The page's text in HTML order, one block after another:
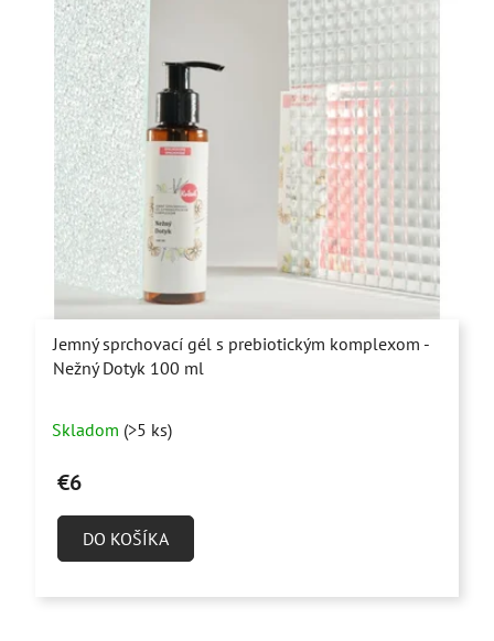
Jemný sprchovací gél s prebiotickým komplexom -
Nežný Dotyk 100 ml
hodnotenie
produktu
z
Skladom (>5 ks)
€6
DO KOŠÍKA